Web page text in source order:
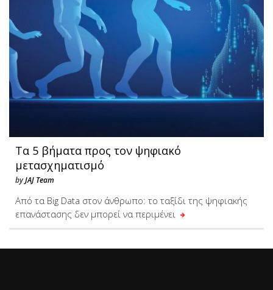
Τα 5 βήματα προς τον ψηφιακό
μετασχηματισμό
byJAJ Team
Από τα Big Data στον άνθρωπο: το ταξίδι της ψηφιακής
επανάστασης δεν μπορεί να περιμένει